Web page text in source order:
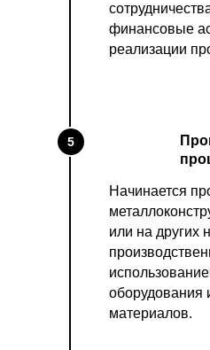
финансовые
реализации
Начинается
или на других
оборудования
материалов.
5